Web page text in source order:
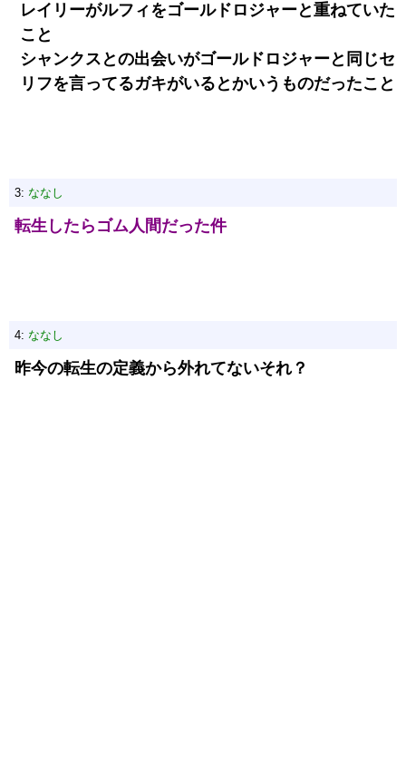
レイリーがルフィをゴールドロジャーと重ねていた
こと
シャンクスとの出会いがゴールドロジャーと同じセ
リフを言ってるガキがいるとかいうものだったこと
3: ななし
転生したらゴム人間だった件
4: ななし
昨今の転生の定義から外れてないそれ？